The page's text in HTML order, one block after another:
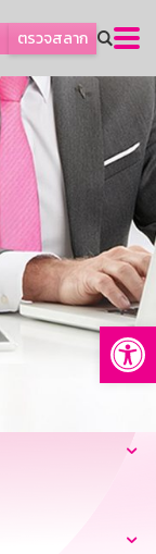
ตรวจสลาก